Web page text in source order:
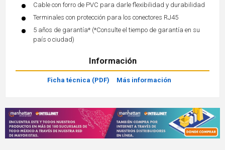
Cable con forro de PVC para darle flexibilidad y durabilidad
Terminales con protección para los conectores RJ45
5 años de garantía* (*Consulte el tiempo de garantía en su
país o ciudad)
Información
Ficha técnica (PDF) Más información